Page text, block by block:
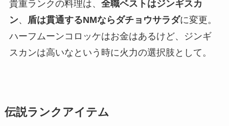
貴重ランクの料理は、 全職ベストはジンギスカ
ン、 盾は貫通するNMならダチョウサラダに変更。
ハーフムーンコロッケはお金はあるけど、ジンギ
スカンは高いなという時に火力の選択肢として。
伝説ランクアイテム